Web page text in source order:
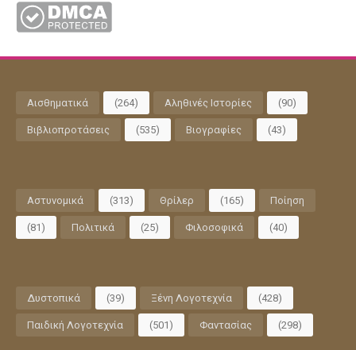
Αισθηματικά (264) Αληθινές Ιστορίες (90)
Βιβλιοπροτάσεις (535) Βιογραφίες (43)
Αστυνομικά (313) Θρίλερ (165) Ποίηση
(81) Πολιτικά (25) Φιλοσοφικά (40)
Δυστοπικά (39) Ξένη Λογοτεχνία (428)
Παιδική Λογοτεχνία (501) Φαντασίας (298)